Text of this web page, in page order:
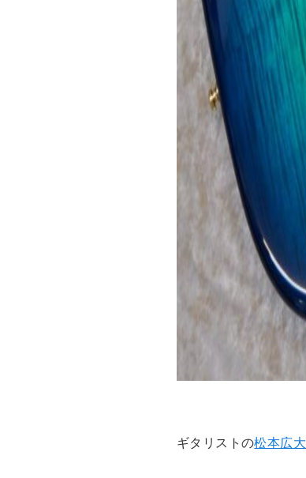
ギタリストの松本広大